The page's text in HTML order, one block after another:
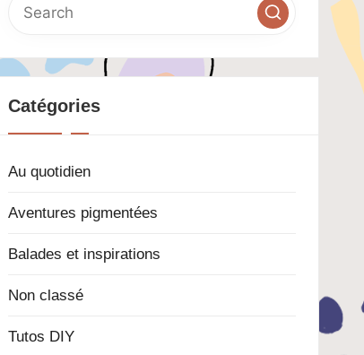
Catégories
Au quotidien
Aventures pigmentées
Balades et inspirations
Non classé
Tutos DIY